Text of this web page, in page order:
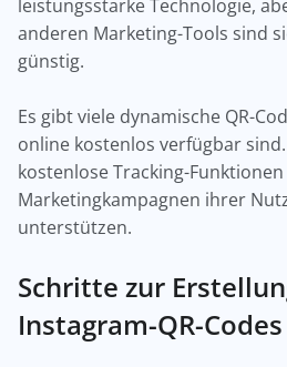
leistungsstarke Technologie,
anderen Marketing-Tools sind
günstig.
Es gibt viele dynamische QR-
online kostenlos verfügbar
kostenlose Tracking-
Marketingkampagnen ihrer
unterstützen.
Schritte zur
Instagram-QR-